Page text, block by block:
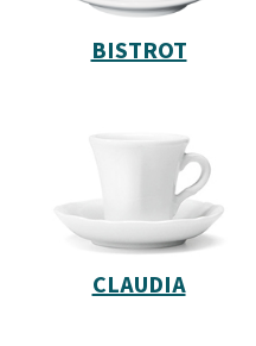
BISTROT
CLAUDIA